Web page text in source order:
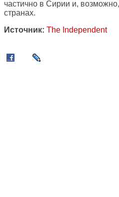
частично в Сирии и,
странах.
Источник: The Independent